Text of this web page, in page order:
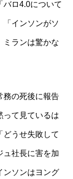
バロ4.0について
「インソンがソ
ミランは驚かな
務の死後に報告
って見ているは
どうせ失敗して
ュ社長に害を加
ンソンはヨング